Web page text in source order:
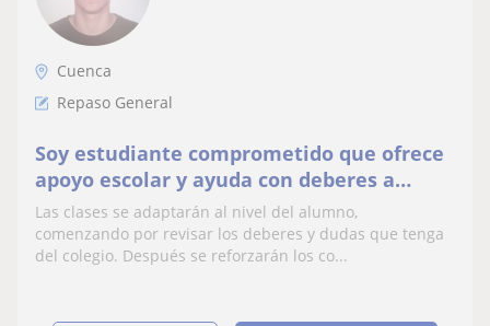
Cuenca
Repaso General
Soy estudiante comprometido que ofrece
apoyo escolar y ayuda con deberes a
alumnos de primaria y primeros cursos de
ESO
Las clases se adaptarán al nivel del alumno,
comenzando por revisar los deberes y dudas que tenga
del colegio. Después se reforzarán los co...